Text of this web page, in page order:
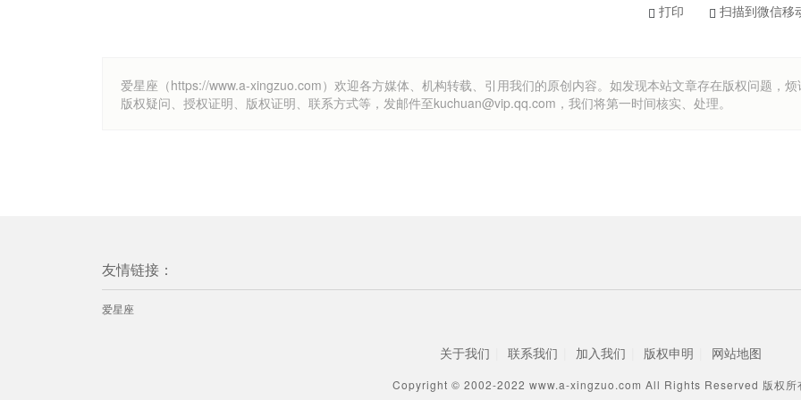
打印 扫描到微信移
爱星座（https://www.a-xingzuo.com）欢迎各方媒体、机构转载、引用我们的原创内容。如发现本站文章存在版权问题，烦
版权疑问、授权证明、版权证明、联系方式等，发邮件至kuchuan@vip.qq.com，我们将第一时间核实、处理。
友情链接：
爱星座
关于我们 联系我们 加入我们 版权申明 网站地图
Copyright © 2002-2022 www.a-xingzuo.com All Rights Reserved 版权所